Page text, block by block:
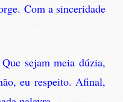
Com a sinceridade
sejam meia dúzia,
eu respeito. Afinal,